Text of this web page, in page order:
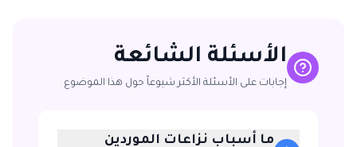
الأسئلة الشائعة
إجابات على الأسئلة الأكثر شيوعاً حول هذا الموضوع
ما أسباب نزاعات الموردين